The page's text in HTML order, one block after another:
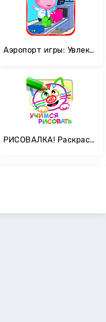
Аэропорт игры: Увлекательные профессии
РИСОВАЛКА! Раскраски Детские Игры для Детей 2 лет